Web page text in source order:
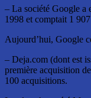
– La société Google a
1998 et comptait 1
Aujourd’hui, Google
– Deja.com (dont est
première acquisition
100 acquisitions.